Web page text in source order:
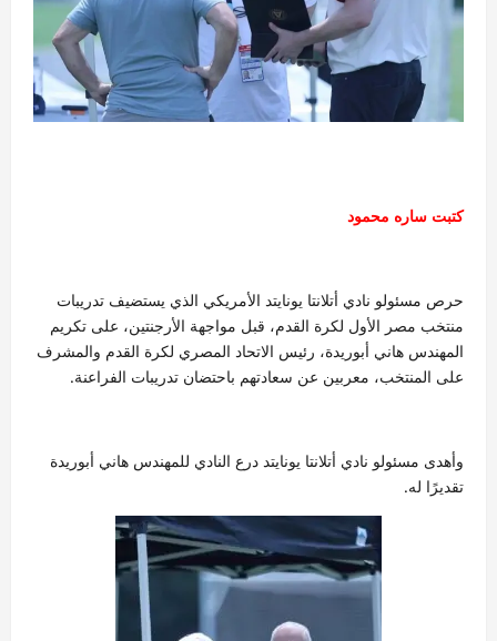
كتبت ساره محمود
حرص مسئولو نادي أتلانتا يونايتد الأمريكي الذي يستضيف تدريبات
منتخب مصر الأول لكرة القدم، قبل مواجهة الأرجنتين، على تكريم
المهندس هاني أبوريدة، رئيس الاتحاد المصري لكرة القدم والمشرف
على المنتخب، معربين عن سعادتهم باحتضان تدريبات الفراعنة.
وأهدى مسئولو نادي أتلانتا يونايتد درع النادي للمهندس هاني أبوريدة
تقديرًا له.